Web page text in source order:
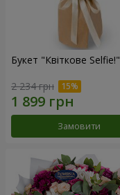
Букет "Квіткове Selfie!"
2 234 грн
Замовити